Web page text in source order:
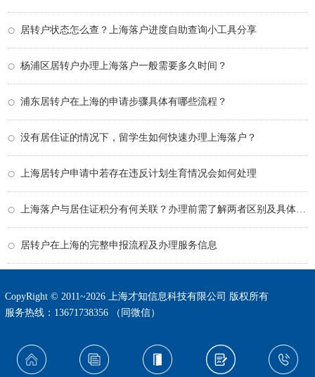
居转户状态怎么查？上海落户进度自助查询小工具分享
杨浦区居转户办理上海落户一般需要多久时间？
浦东居转户在上海的申请步骤具体有哪些流程？
没有居住证的情况下，留学生如何快速办理上海落户？
上海居转户申请中若存在违反计划生育情况会如何处理
居转户在上海的完整申报流程及办理服务信息
CopyRight © 2011~2026 上海才知信息科技有限公司 版权所有
服务热线：13671738356 （同微信）